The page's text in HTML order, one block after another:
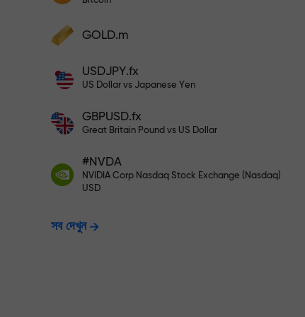
ডিপোজিট করুন এবং আপনার ডিপোজিটের 1,000 গুণ
ঝুঁকিমুক্তভাবে
নিশ্চয়তা দিচ্ছি
X1000 পর্যন্ত বোনাস
হার
GOLD.m
USDJPY.fx
US Dollar vs Japanese Yen
GBPUSD.fx
Great Britain Pound vs US Dollar
#NVDA
NVIDIA Corp Nasdaq Stock Exchange (Nasdaq)
USD
সব দেখুন